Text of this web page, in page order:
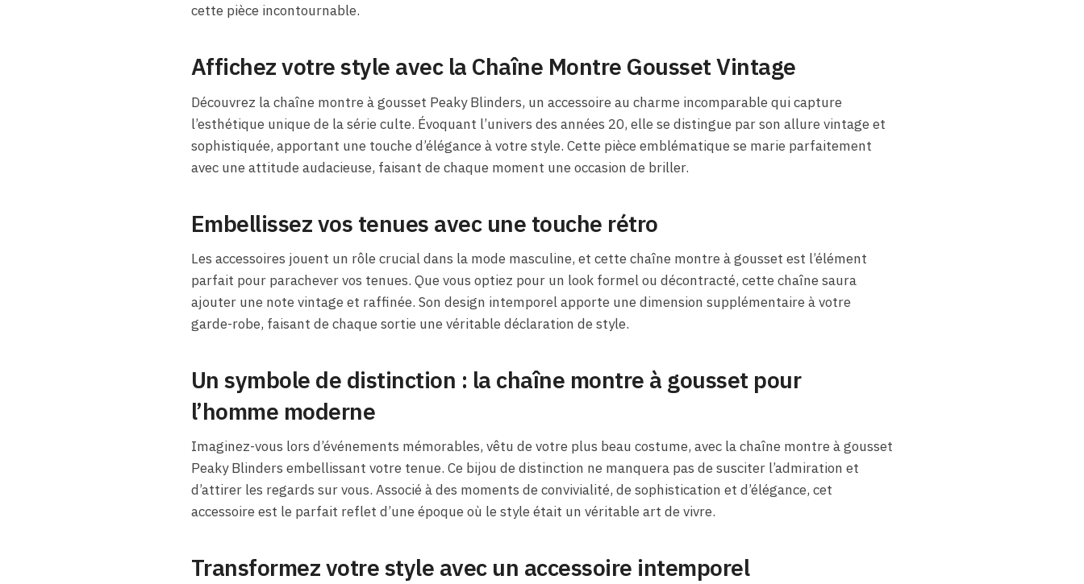
cette pièce incontournable.
Affichez votre style avec la Chaîne Montre Gousset Vintage
Découvrez la chaîne montre à gousset Peaky Blinders, un accessoire au charme incomparable qui capture
l’esthétique unique de la série culte. Évoquant l’univers des années 20, elle se distingue par son allure vintage et
sophistiquée, apportant une touche d’élégance à votre style. Cette pièce emblématique se marie parfaitement
avec une attitude audacieuse, faisant de chaque moment une occasion de briller.
Embellissez vos tenues avec une touche rétro
Les accessoires jouent un rôle crucial dans la mode masculine, et cette chaîne montre à gousset est l’élément
parfait pour parachever vos tenues. Que vous optiez pour un look formel ou décontracté, cette chaîne saura
ajouter une note vintage et raffinée. Son design intemporel apporte une dimension supplémentaire à votre
garde-robe, faisant de chaque sortie une véritable déclaration de style.
Un symbole de distinction : la chaîne montre à gousset pour
l’homme moderne
Imaginez-vous lors d’événements mémorables, vêtu de votre plus beau costume, avec la chaîne montre à gousset
Peaky Blinders embellissant votre tenue. Ce bijou de distinction ne manquera pas de susciter l’admiration et
d’attirer les regards sur vous. Associé à des moments de convivialité, de sophistication et d’élégance, cet
accessoire est le parfait reflet d’une époque où le style était un véritable art de vivre.
Transformez votre style avec un accessoire intemporel